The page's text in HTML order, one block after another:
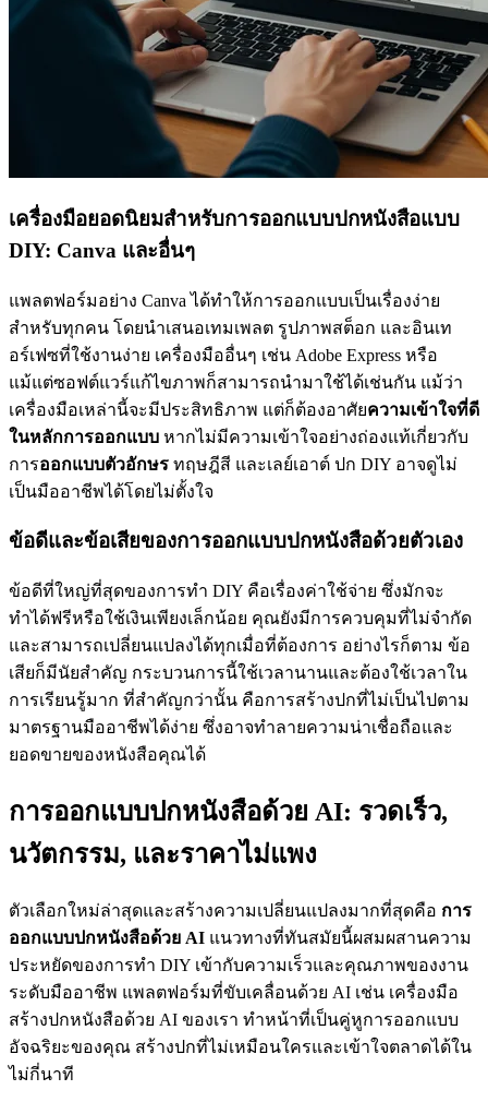
เครื่องมือยอดนิยมสำหรับการออกแบบปกหนังสือแบบ
DIY: Canva และอื่นๆ
แพลตฟอร์มอย่าง Canva ได้ทำให้การออกแบบเป็นเรื่องง่าย
สำหรับทุกคน โดยนำเสนอเทมเพลต รูปภาพสต็อก และอินเท
อร์เฟซที่ใช้งานง่าย เครื่องมืออื่นๆ เช่น Adobe Express หรือ
แม้แต่ซอฟต์แวร์แก้ไขภาพก็สามารถนำมาใช้ได้เช่นกัน แม้ว่า
เครื่องมือเหล่านี้จะมีประสิทธิภาพ แต่ก็ต้องอาศัยความเข้าใจที่ดี
ในหลักการออกแบบ หากไม่มีความเข้าใจอย่างถ่องแท้เกี่ยวกับ
การออกแบบตัวอักษร ทฤษฎีสี และเลย์เอาต์ ปก DIY อาจดูไม่
เป็นมืออาชีพได้โดยไม่ตั้งใจ
ข้อดีและข้อเสียของการออกแบบปกหนังสือด้วยตัวเอง
ข้อดีที่ใหญ่ที่สุดของการทำ DIY คือเรื่องค่าใช้จ่าย ซึ่งมักจะ
ทำได้ฟรีหรือใช้เงินเพียงเล็กน้อย คุณยังมีการควบคุมที่ไม่จำกัด
และสามารถเปลี่ยนแปลงได้ทุกเมื่อที่ต้องการ อย่างไรก็ตาม ข้อ
เสียก็มีนัยสำคัญ กระบวนการนี้ใช้เวลานานและต้องใช้เวลาใน
การเรียนรู้มาก ที่สำคัญกว่านั้น คือการสร้างปกที่ไม่เป็นไปตาม
มาตรฐานมืออาชีพได้ง่าย ซึ่งอาจทำลายความน่าเชื่อถือและ
ยอดขายของหนังสือคุณได้
การออกแบบปกหนังสือด้วย AI: รวดเร็ว,
นวัตกรรม, และราคาไม่แพง
ตัวเลือกใหม่ล่าสุดและสร้างความเปลี่ยนแปลงมากที่สุดคือ การ
ออกแบบปกหนังสือด้วย AI แนวทางที่ทันสมัยนี้ผสมผสานความ
ประหยัดของการทำ DIY เข้ากับความเร็วและคุณภาพของงาน
ระดับมืออาชีพ แพลตฟอร์มที่ขับเคลื่อนด้วย AI เช่น เครื่องมือ
สร้างปกหนังสือด้วย AI ของเรา ทำหน้าที่เป็นคู่หูการออกแบบ
อัจฉริยะของคุณ สร้างปกที่ไม่เหมือนใครและเข้าใจตลาดได้ใน
ไม่กี่นาที